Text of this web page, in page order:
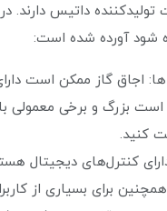
داتیس دارند.
شود آورده شده است:
اجاق گاز ممکن است
بزرگ و برخی معمولی
کنید.
کنترل‌های دیجیتال
برای بسیاری از